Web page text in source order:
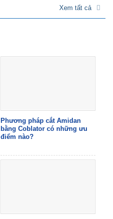
Xem tất cả
Phương pháp cắt Amidan
bằng Coblator có những ưu
điểm nào?